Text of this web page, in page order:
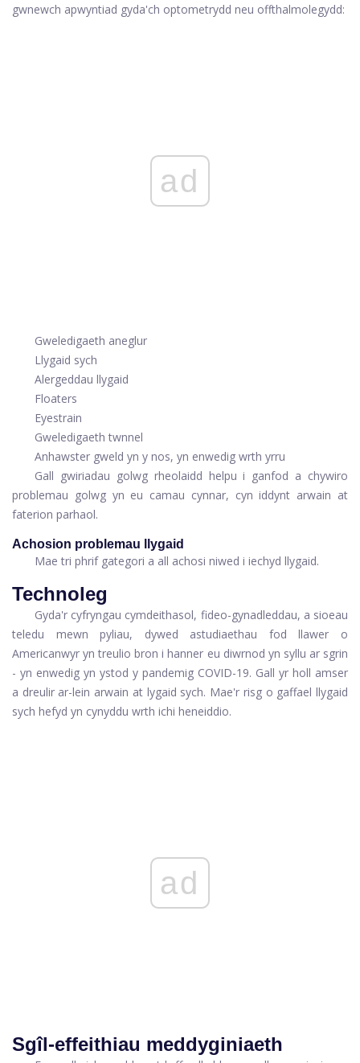
gwnewch apwyntiad gyda'ch optometrydd neu offthalmolegydd:
ad
Gweledigaeth aneglur
Llygaid sych
Alergeddau llygaid
Floaters
Eyestrain
Gweledigaeth twnnel
Anhawster gweld yn y nos, yn enwedig wrth yrru
Gall gwiriadau golwg rheolaidd helpu i ganfod a chywiro
problemau golwg yn eu camau cynnar, cyn iddynt arwain at
faterion parhaol.
Achosion problemau llygaid
Mae tri phrif gategori a all achosi niwed i iechyd llygaid.
Technoleg
Gyda'r cyfryngau cymdeithasol, fideo-gynadleddau, a sioeau
teledu mewn pyliau, dywed astudiaethau fod llawer o
Americanwyr yn treulio bron i hanner eu diwrnod yn syllu ar sgrin
- yn enwedig yn ystod y pandemig COVID-19. Gall yr holl amser
a dreulir ar-lein arwain at lygaid sych. Mae'r risg o gaffael llygaid
sych hefyd yn cynyddu wrth ichi heneiddio.
ad
Sgîl-effeithiau meddyginiaeth